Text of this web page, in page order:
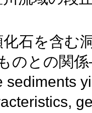
石を含む
のとの関
sediments